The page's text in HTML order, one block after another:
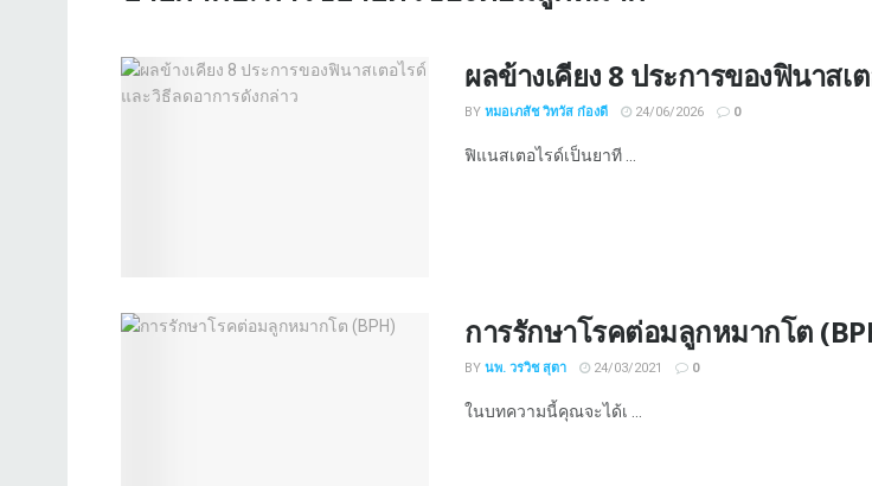
ผลข้างเคียง 8 ประการของฟินาส
BY หมอเภสัช วิทวัส ก๋องดี 24/06/2026 0
ฟิแนสเตอไรด์เป็นยาที ...
การรักษาโรคต่อมลูกหมากโต
BY นพ. วรวิช สุตา 24/03/2021 0
ในบทความนี้คุณจะได้เ ...